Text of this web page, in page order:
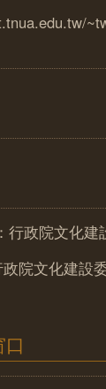
行政院文化
院文化建設